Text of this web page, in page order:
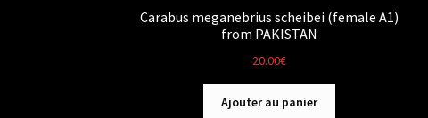
Carabus meganebrius scheibei (female A1)
from PAKISTAN
20.00€
Ajouter au panier